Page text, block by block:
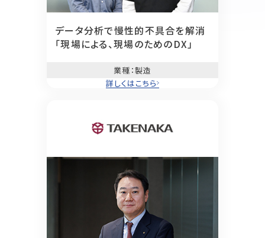
データ分析で慢性的不具合を解消
「現場による、現場のためのDX」
業種 ：製造
詳しくはこちら